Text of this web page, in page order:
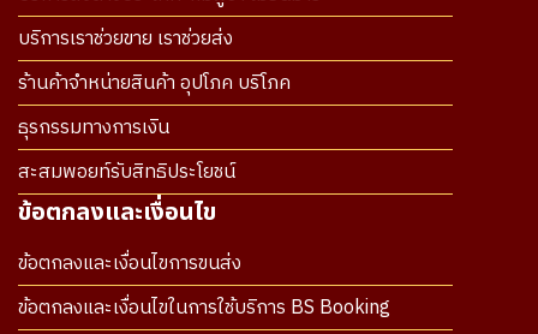
บริการเราช่วยขาย เราช่วยส่ง
ร้านค้าจำหน่ายสินค้า อุปโภค บริโภค
ธุรกรรมทางการเงิน
สะสมพอยท์รับสิทธิประโยชน์
ข้อตกลงและเงื่อนไข
ข้อตกลงและเงื่อนไขการขนส่ง
ข้อตกลงและเงื่อนไขในการใช้บริการ BS Booking